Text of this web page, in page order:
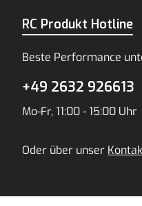
RC Produkt Hotline
Beste Performance
+49 2632 926613
Mo-Fr, 11:00 - 15:00 Uhr
Oder über unser